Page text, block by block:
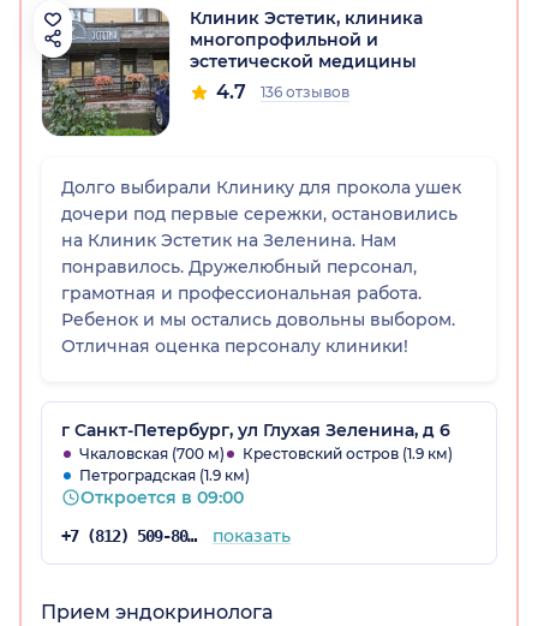
Клиник Эстетик, клиника
многопрофильной и
эстетической медицины
4.7 136 отзывов
Долго выбирали Клинику для прокола ушек
дочери под первые сережки, остановились
на Клиник Эстетик на Зеленина. Нам
понравилось. Дружелюбный персонал,
грамотная и профессиональная работа.
Ребенок и мы остались довольны выбором.
Отличная оценка персоналу клиники!
г Санкт-Петербург, ул Глухая Зеленина, д 6
Чкаловская (700 м)
Крестовский остров (1.9 км)
Петроградская (1.9 км)
Откроется в 09:00
+7 (812) 509-80-21 показать
Прием эндокринолога